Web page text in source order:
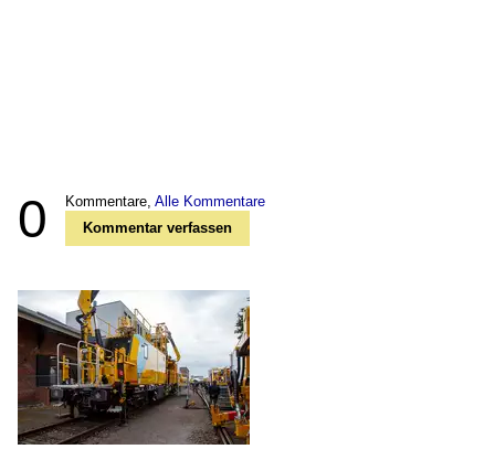
0 Kommentare, Alle Kommentare
Kommentar verfassen